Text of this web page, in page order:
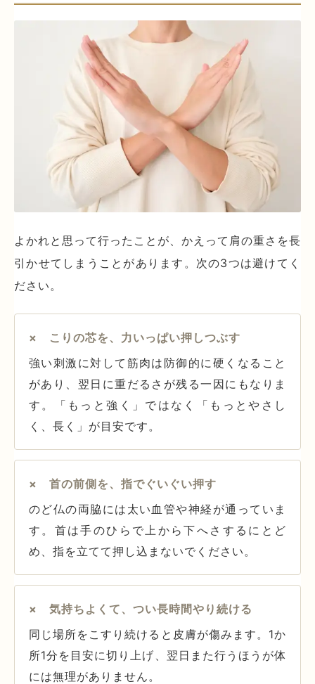
よかれと思って行ったことが、かえって肩の重さを長
引かせてしまうことがあります。次の3つは避けてく
ださい。
× こりの芯を、力いっぱい押しつぶす
強い刺激に対して筋肉は防御的に硬くなること
があり、翌日に重だるさが残る一因にもなりま
す。「もっと強く」ではなく「もっとやさし
く、長く」が目安です。
× 首の前側を、指でぐいぐい押す
のど仏の両脇には太い血管や神経が通っていま
す。首は手のひらで上から下へさするにとど
め、指を立てて押し込まないでください。
× 気持ちよくて、つい長時間やり続ける
同じ場所をこすり続けると皮膚が傷みます。1か
所1分を目安に切り上げ、翌日また行うほうが体
には無理がありません。